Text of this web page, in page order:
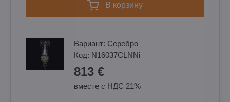
в корзину
Вариант: Cеребро
Код: N16037CLNNi
813 €
вместе с НДС 21%